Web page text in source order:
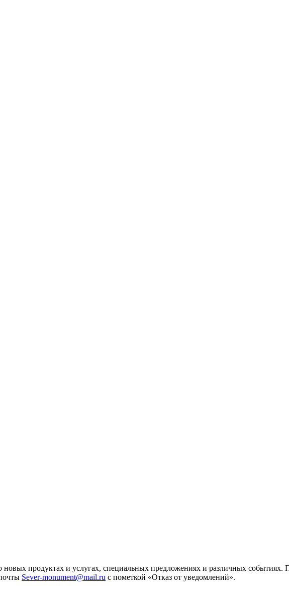
продуктах и услугах, специальных предложениях и различных событиях.
Sever-monument@mail.ru с пометкой «Отказ от уведомлений».